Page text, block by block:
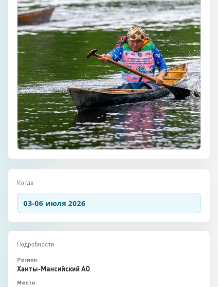
Когда
03-06 июля 2026
Подробности
Регион
Ханты-Мансийский АО
Место